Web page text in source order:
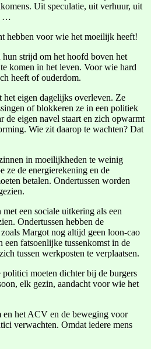
Uit speculatie, uit verhuur, uit
…
hebben voor wie het moeilijk heeft!
strijd om het hoofd boven het
komen in het leven. Voor wie hard
heeft of ouderdom.
eigen dagelijks overleven. Ze
of blokkeren ze in een politiek
de eigen navel staart en zich opwarmt
Wie zit daarop te wachten? Dat
in moeilijkheden te weinig
ze de energierekening en de
betalen. Ondertussen worden
een sociale uitkering als een
Ondertussen hebben de
Margot nog altijd geen loon-cao
fatsoenlijke tussenkomst in de
tussen werkposten te verplaatsen.
moeten dichter bij de burgers
elk gezin, aandacht voor wie het
het ACV en de beweging voor
verwachten. Omdat iedere mens